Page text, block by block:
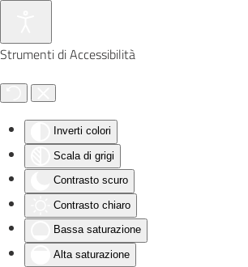
Strumenti di Accessibilità
Inverti colori
Scala di grigi
Contrasto scuro
Contrasto chiaro
Bassa saturazione
Alta saturazione
Skip to main content